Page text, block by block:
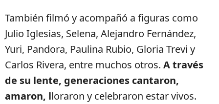
También filmó y acompañó a figuras como
Julio Iglesias, Selena, Alejandro Fernández,
Yuri, Pandora, Paulina Rubio, Gloria Trevi y
Carlos Rivera, entre muchos otros. A través
de su lente, generaciones cantaron,
amaron, lloraron y celebraron estar vivos.